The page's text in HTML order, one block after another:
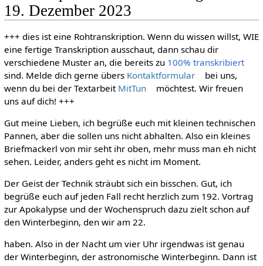
19. Dezember 2023
+++ dies ist eine Rohtranskription. Wenn du wissen willst, WIE
eine fertige Transkription ausschaut, dann schau dir
verschiedene Muster an, die bereits zu 100% transkribiert
sind. Melde dich gerne übers Kontaktformular
bei uns,
wenn du bei der Textarbeit MitTun
möchtest. Wir freuen
uns auf dich! +++
Gut meine Lieben, ich begrüße euch mit kleinen technischen
Pannen, aber die sollen uns nicht abhalten. Also ein kleines
Briefmackerl von mir seht ihr oben, mehr muss man eh nicht
sehen. Leider, anders geht es nicht im Moment.
Der Geist der Technik sträubt sich ein bisschen. Gut, ich
begrüße euch auf jeden Fall recht herzlich zum 192. Vortrag
zur Apokalypse und der Wochenspruch dazu zielt schon auf
den Winterbeginn, den wir am 22.
haben. Also in der Nacht um vier Uhr irgendwas ist genau
der Winterbeginn, der astronomische Winterbeginn. Dann ist